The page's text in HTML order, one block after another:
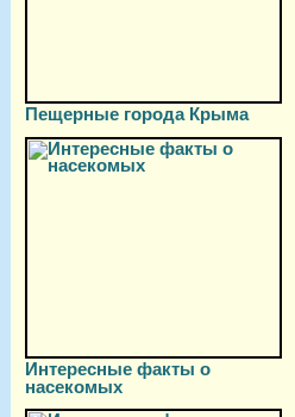
Пещерные города Крыма
Интересные факты о
насекомых